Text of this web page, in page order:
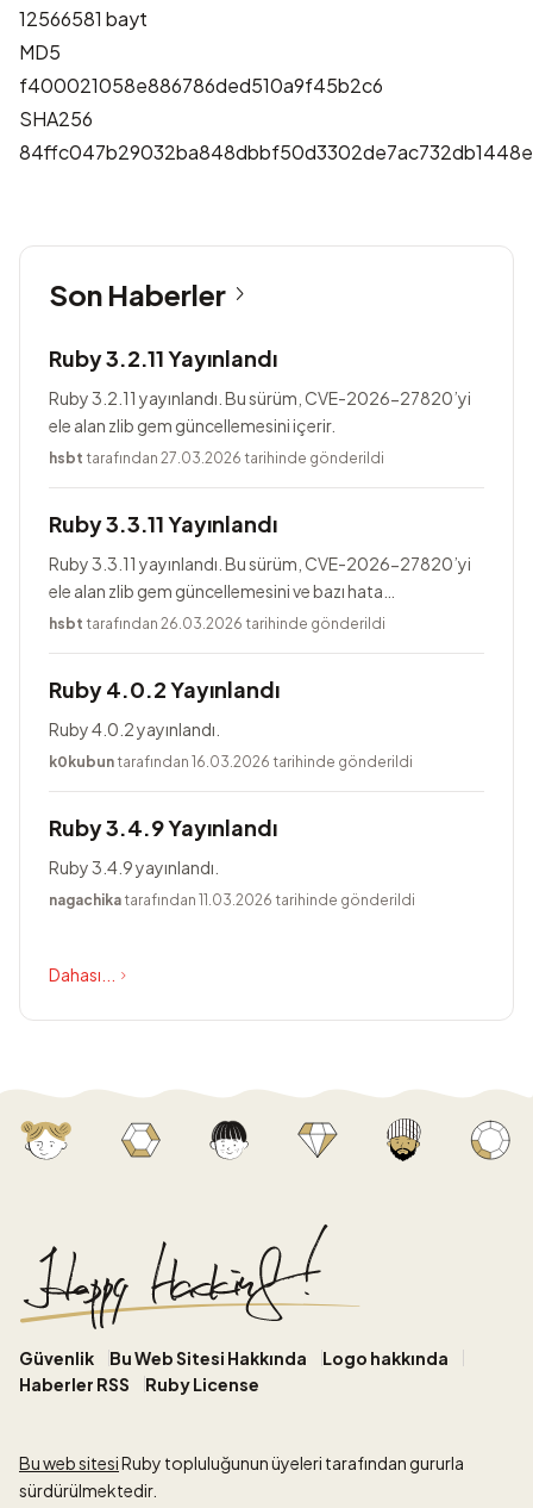
12566581 bayt
MD5
f400021058e886786ded510a9f45b2c6
SHA256
Son Haberler
Ruby 3.2.11 Yayınlandı
Ruby 3.2.11 yayınlandı. Bu sürüm, CVE-2026-27820’yi
ele alan zlib gem güncellemesini içerir.
hsbt tarafından 27.03.2026 tarihinde gönderildi
Ruby 3.3.11 Yayınlandı
Ruby 3.3.11 yayınlandı. Bu sürüm, CVE-2026-27820’yi
ele alan zlib gem güncellemesini ve bazı hata
düzeltmelerini içerir.
hsbt tarafından 26.03.2026 tarihinde gönderildi
Ruby 4.0.2 Yayınlandı
Ruby 4.0.2 yayınlandı.
k0kubun tarafından 16.03.2026 tarihinde gönderildi
Ruby 3.4.9 Yayınlandı
Ruby 3.4.9 yayınlandı.
nagachika tarafından 11.03.2026 tarihinde gönderildi
Dahası...
Güvenlik Bu Web Sitesi Hakkında
Logo hakkında
Haberler RSS
Ruby License
Bu web sitesiRuby topluluğunun üyeleri tarafından gururla
sürdürülmektedir.